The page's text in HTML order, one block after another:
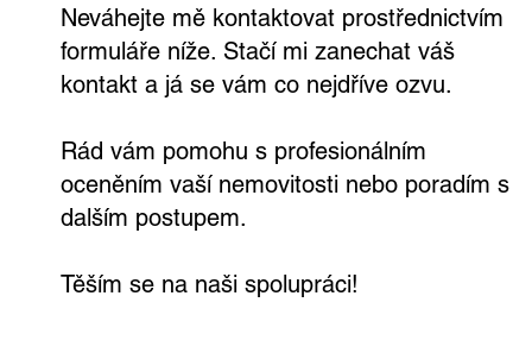
Neváhejte mě kontaktovat prostřednictvím
formuláře níže. Stačí mi zanechat váš
kontakt a já se vám co nejdříve ozvu.
Rád vám pomohu s profesionálním
oceněním vaší nemovitosti nebo poradím s
dalším postupem.
Těším se na naši spolupráci!